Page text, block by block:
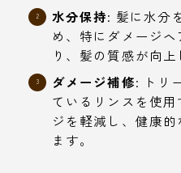
水分保持: 髪に水分
め、特にダメージ
り、髪の質感が向上
ダメージ補修: トリ
ているリンスを使
ジを軽減し、健康
ます。